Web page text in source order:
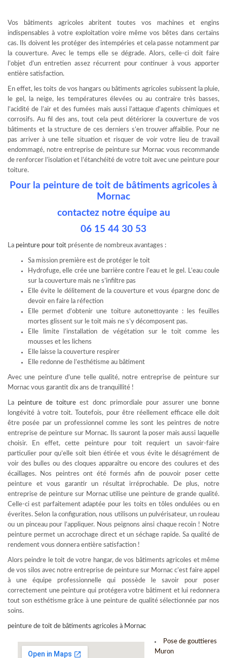
Vos bâtiments agricoles abritent toutes vos machines et engins
indispensables à votre exploitation voire même vos bêtes dans certains
cas. Ils doivent les protéger des intempéries et cela passe notamment par
la couverture. Avec le temps elle se dégrade. Alors, celle-ci doit faire
l’objet d’un entretien assez récurrent pour continuer à vous apporter
entière satisfaction.
En effet, les toits de vos hangars ou bâtiments agricoles subissent la pluie,
le gel, la neige, les températures élevées ou au contraire très basses,
l’acidité de l’air et des fumées mais aussi l’attaque d’agents chimiques et
corrosifs. Au fil des ans, tout cela peut détériorer la couverture de vos
bâtiments et la structure de ces derniers s’en trouver affaiblie. Pour ne
pas arriver à une telle situation et risquer de voir votre lieu de travail
endommagé, notre entreprise de peinture sur Mornac vous recommande
de renforcer l’isolation et l’étanchéité de votre toit avec une peinture pour
toiture.
Pour la peinture de toit de bâtiments agricoles à
Mornac
contactez notre équipe au
06 15 44 30 53
La peinture pour toit présente de nombreux avantages :
Sa mission première est de protéger le toit
Hydrofuge, elle crée une barrière contre l’eau et le gel. L’eau coule
sur la couverture mais ne s’infiltre pas
Elle évite le délitement de la couverture et vous épargne donc de
devoir en faire la réfection
Elle permet d’obtenir une toiture autonettoyante : les feuilles
mortes glissent sur le toit mais ne s’y décomposent pas.
Elle limite l’installation de végétation sur le toit comme les
mousses et les lichens
Elle laisse la couverture respirer
Elle redonne de l’esthétisme au bâtiment
Avec une peinture d’une telle qualité, notre entreprise de peinture sur
Mornac vous garantit dix ans de tranquillité !
La peinture de toiture est donc primordiale pour assurer une bonne
longévité à votre toit. Toutefois, pour être réellement efficace elle doit
être posée par un professionnel comme les sont les peintres de notre
entreprise de peinture sur Mornac. Ils sauront la poser mais aussi laquelle
choisir. En effet, cette peinture pour toit requiert un savoir-faire
particulier pour qu’elle soit bien étirée et vous évite le désagrément de
voir des bulles ou des cloques apparaître ou encore des coulures et des
écaillages. Nos peintres ont été formés afin de pouvoir poser cette
peinture et vous garantir un résultat irréprochable. De plus, notre
entreprise de peinture sur Mornac utilise une peinture de grande qualité.
Celle-ci est parfaitement adaptée pour les toits en tôles ondulées ou en
éverites. Selon la configuration, nous utilisons un pulvérisateur, un rouleau
ou un pinceau pour l’appliquer. Nous peignons ainsi chaque recoin ! Notre
peinture permet un accrochage direct et un séchage rapide. Sa qualité de
rendement vous donnera entière satisfaction !
Alors peindre le toit de votre hangar, de vos bâtiments agricoles et même
de vos silos avec notre entreprise de peinture sur Mornac c’est faire appel
à une équipe professionnelle qui possède le savoir pour poser
correctement une peinture qui protégera votre bâtiment et lui redonnera
tout son esthétisme grâce à une peinture de qualité sélectionnée par nos
soins.
peinture de toit de bâtiments agricoles à Mornac
Pose de gouttieres
Muron